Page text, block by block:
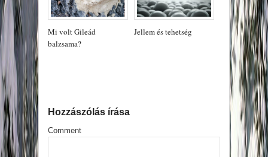
Mi volt Gileád
balzsama?
Jellem és tehetség
Hozzászólás írása
Comment